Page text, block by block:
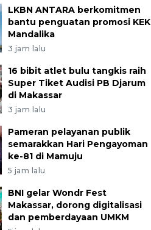
LKBN ANTARA berkomitmen
bantu penguatan promosi KEK
Mandalika
3 jam lalu
16 bibit atlet bulu tangkis raih
Super Tiket Audisi PB Djarum
di Makassar
3 jam lalu
Pameran pelayanan publik
semarakkan Hari Pengayoman
ke-81 di Mamuju
5 jam lalu
BNI gelar Wondr Fest
Makassar, dorong digitalisasi
dan pemberdayaan UMKM